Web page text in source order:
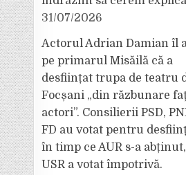
31/07/2026
Actorul Adrian Damian îl
pe primarul Misăilă că a
desființat trupa de teatru
Focșani „din răzbunare
actori”. Consilierii PSD,
FD au votat pentru
în timp ce AUR s-a
USR a votat împotrivă.